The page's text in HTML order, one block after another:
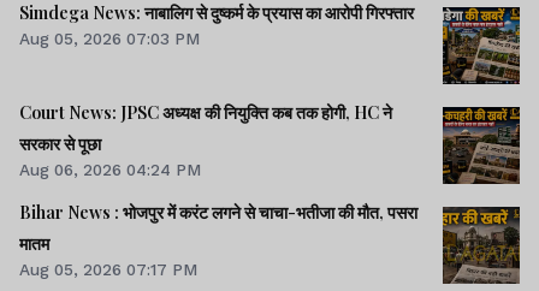
Simdega News: नाबालिग से दुष्कर्म के प्रयास का आरोपी गिरफ्तार
Aug 05, 2026 07:03 PM
Court News: JPSC अध्यक्ष की नियुक्ति कब तक होगी, HC ने
सरकार से पूछा
Aug 06, 2026 04:24 PM
Bihar News : भोजपुर में करंट लगने से चाचा-भतीजा की मौत, पसरा
मातम
Aug 05, 2026 07:17 PM